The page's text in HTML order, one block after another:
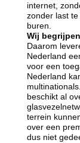
internet,
zonder last
buren.
Wij
Daarom
Nederland
voor een
Nederland
beschikt al
terrein
over een
dus niet